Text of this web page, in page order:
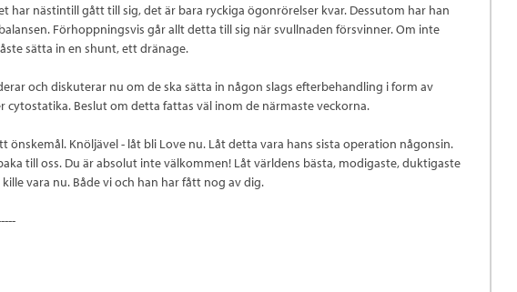
har nästintill gått till sig, det är bara ryckiga ögonrörelser kvar. Dessutom har han
Förhoppningsvis går allt detta till sig när svullnaden försvinner. Om inte
sätta in en shunt, ett dränage.
och diskuterar nu om de ska sätta in någon slags efterbehandling i form av
cytostatika. Beslut om detta fattas väl inom de närmaste veckorna.
önskemål. Knöljävel - låt bli Love nu. Låt detta vara hans sista operation någonsin.
till oss. Du är absolut inte välkommen! Låt världens bästa, modigaste, duktigaste
vara nu. Både vi och han har fått nog av dig.